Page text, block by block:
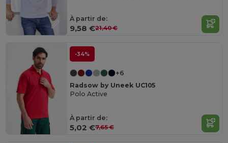
À partir de:
9,58 €21,40 €
-34%
+6
Radsow by Uneek UC105
Polo Active
À partir de:
5,02 €7,65 €